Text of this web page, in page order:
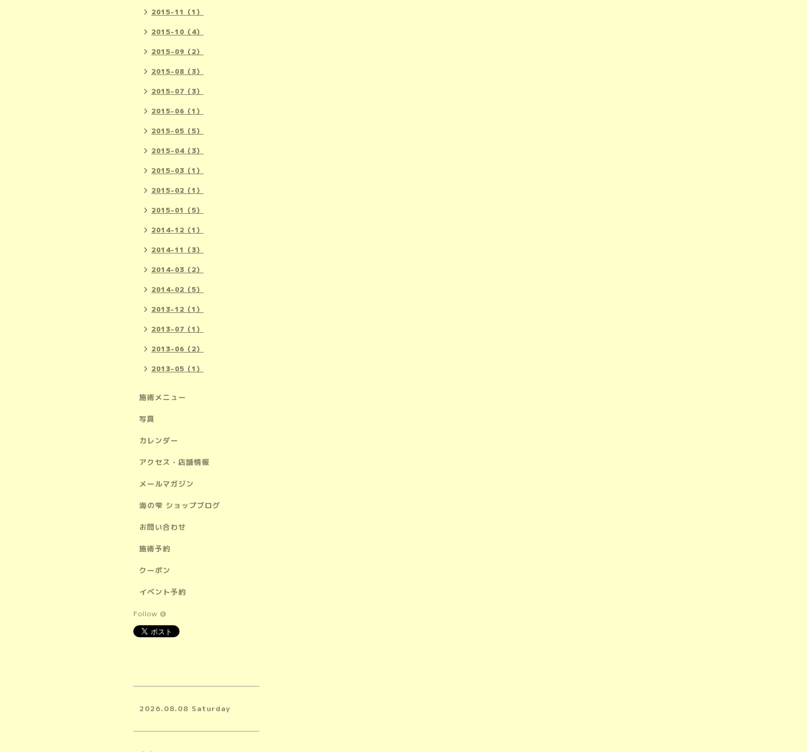
2015-11（1）
2015-10（4）
2015-09（2）
2015-08（3）
2015-07（3）
2015-06（1）
2015-05（5）
2015-04（3）
2015-03（1）
2015-02（1）
2015-01（5）
2014-12（1）
2014-11（3）
2014-03（2）
2014-02（5）
2013-12（1）
2013-07（1）
2013-06（2）
2013-05（1）
施術メニュー
写真
カレンダー
アクセス・店舗情報
メールマガジン
海の雫 ショップブログ
お問い合わせ
施術予約
クーポン
イベント予約
Follow @
2026.08.08 Saturday